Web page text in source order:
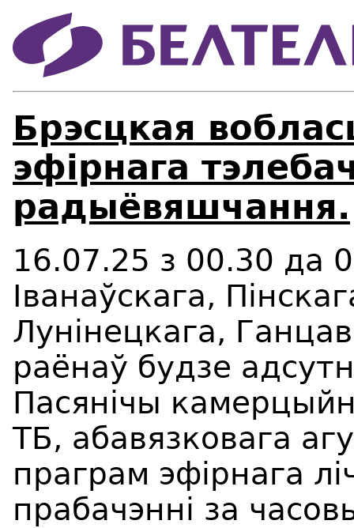
Брэсцкая
эфірнага
радыёвяшчання.
16.07.25 з 00.30 да
Іванаўскага,
Лунінецкага,
раёнаў будзе
Пасянічы
ТБ, абавязковага
праграм эфірнага
прабачэнні за